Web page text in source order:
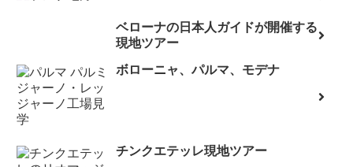
ベローナの日本人ガイドが開催する
現地ツアー
ボローニャ、パルマ、モデナ
チンクエテッレ現地ツアー